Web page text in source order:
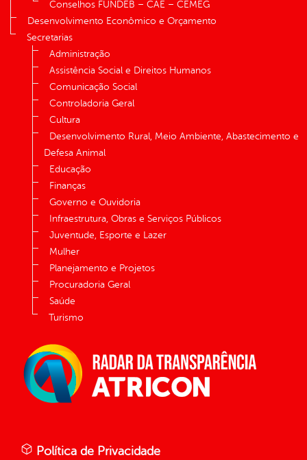
Conselhos FUNDEB – CAE – CEMEG
Desenvolvimento Econômico e Orçamento
Secretarias
Administração
Assistência Social e Direitos Humanos
Comunicação Social
Controladoria Geral
Cultura
Desenvolvimento Rural, Meio Ambiente, Abastecimento e
Defesa Animal
Educação
Finanças
Governo e Ouvidoria
Infraestrutura, Obras e Serviços Públicos
Juventude, Esporte e Lazer
Mulher
Planejamento e Projetos
Procuradoria Geral
Saúde
Turismo
Política de Privacidade